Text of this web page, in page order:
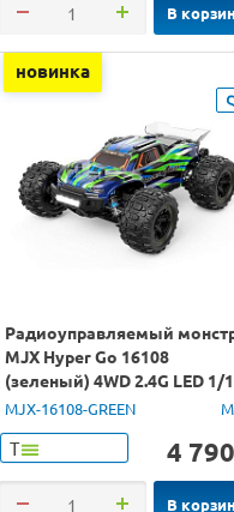
В
новинка
Радиоуправляемый
MJX Hyper Go 16108
(зеленый) 4WD 2.4G LED 1/
RTR
MJX-16108-GREEN
Т 4 790
В